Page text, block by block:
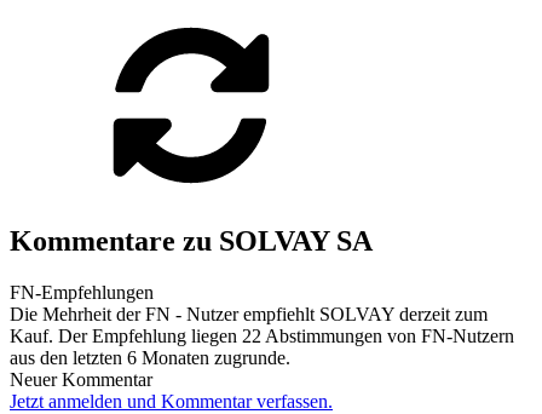
Kommentare zu SOLVAY SA
FN-Empfehlungen
Die Mehrheit der FN - Nutzer empfiehlt SOLVAY derzeit zum
Kauf. Der Empfehlung liegen 22 Abstimmungen von FN-Nutzern
aus den letzten 6 Monaten zugrunde.
Neuer Kommentar
Jetzt anmelden und Kommentar verfassen.